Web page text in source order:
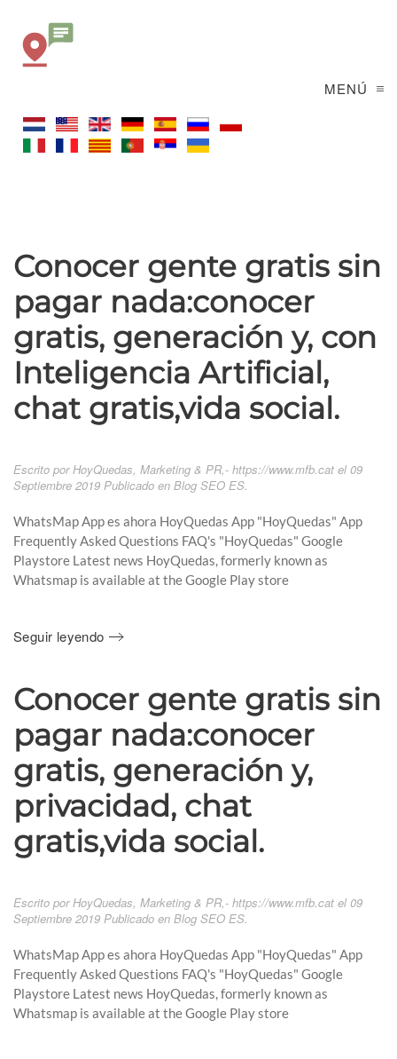
MENÚ
Conocer gente gratis sin
pagar nada:conocer
gratis, generación y, con
Inteligencia Artificial,
chat gratis,vida social.
Escrito por HoyQuedas, Marketing & PR,- https://www.mfb.cat el 09
Septiembre 2019 Publicado en Blog SEO ES.
WhatsMap App es ahora HoyQuedas App "HoyQuedas" App
Frequently Asked Questions FAQ's "HoyQuedas" Google
Playstore Latest news HoyQuedas, formerly known as
Whatsmap is available at the Google Play store
Seguir leyendo
Conocer gente gratis sin
pagar nada:conocer
gratis, generación y,
privacidad, chat
gratis,vida social.
Escrito por HoyQuedas, Marketing & PR,- https://www.mfb.cat el 09
Septiembre 2019 Publicado en Blog SEO ES.
WhatsMap App es ahora HoyQuedas App "HoyQuedas" App
Frequently Asked Questions FAQ's "HoyQuedas" Google
Playstore Latest news HoyQuedas, formerly known as
Whatsmap is available at the Google Play store